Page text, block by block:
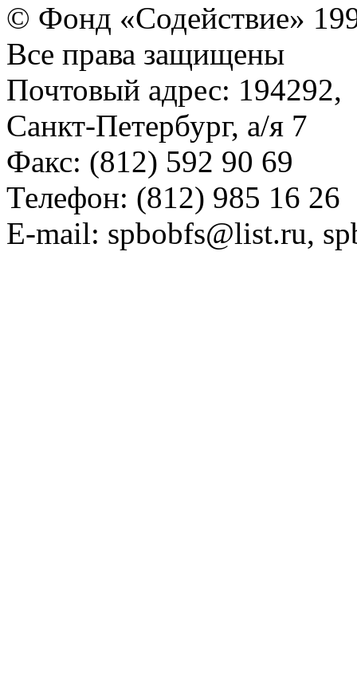
© Фонд «Содействие»
Все права защищены
Почтовый адрес: 194292,
Санкт-Петербург, а/я 7
Факс: (812) 592 90 69
Телефон: (812) 985 16 26
E-mail: spbobfs@list.ru,